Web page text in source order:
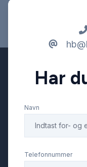
Har
Navn
Telefonnummer